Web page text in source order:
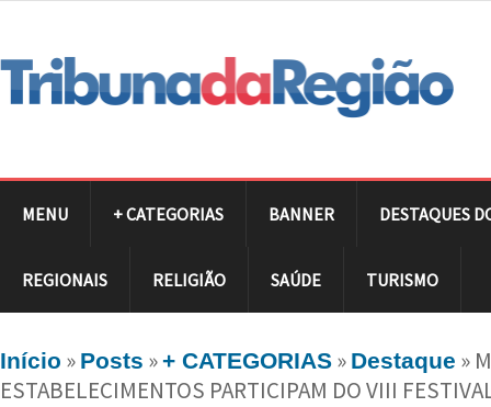
MENU + CATEGORIAS BANNER DESTAQUES
REGIONAIS RELIGIÃO SAÚDE TURISMO
Início » Posts »+ CATEGORIAS » Destaque »
ESTABELECIMENTOS PARTICIPAM DO VIII